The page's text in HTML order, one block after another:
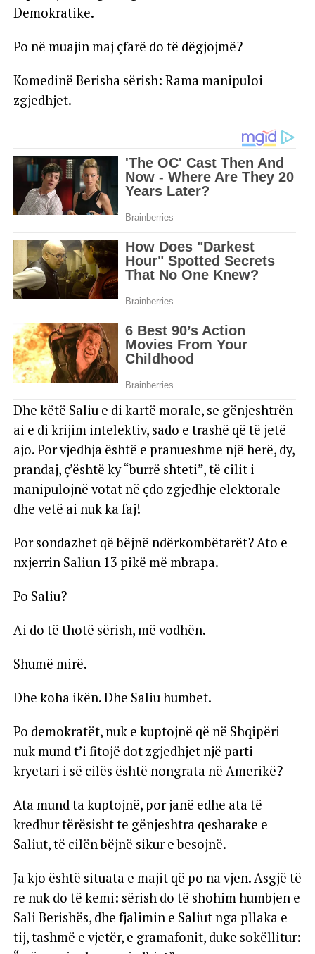
Demokratike.
Po në muajin maj çfarë do të dëgjojmë?
Komedinë Berisha sërish: Rama manipuloi
zgjedhjet.
Dhe këtë Saliu e di kartë morale, se gënjeshtrën
ai e di krijim intelektiv, sado e trashë që të jetë
ajo. Por vjedhja është e pranueshme një herë, dy,
prandaj, ç’është ky “burrë shteti”, të cilit i
manipulojnë votat në çdo zgjedhje elektorale
dhe vetë ai nuk ka faj!
Por sondazhet që bëjnë ndërkombëtarët? Ato e
nxjerrin Saliun 13 pikë më mbrapa.
Po Saliu?
Ai do të thotë sërish, më vodhën.
Shumë mirë.
Dhe koha ikën. Dhe Saliu humbet.
Po demokratët, nuk e kuptojnë që në Shqipëri
nuk mund t’i fitojë dot zgjedhjet një parti
kryetari i së cilës është nongrata në Amerikë?
Ata mund ta kuptojnë, por janë edhe ata të
kredhur tërësisht te gënjeshtra qesharake e
Saliut, të cilën bëjnë sikur e besojnë.
Ja kjo është situata e majit që po na vjen. Asgjë të
re nuk do të kemi: sërish do të shohim humbjen e
Sali Berishës, dhe fjalimin e Saliut nga pllaka e
tij, tashmë e vjetër, e gramafonit, duke sokëllitur: